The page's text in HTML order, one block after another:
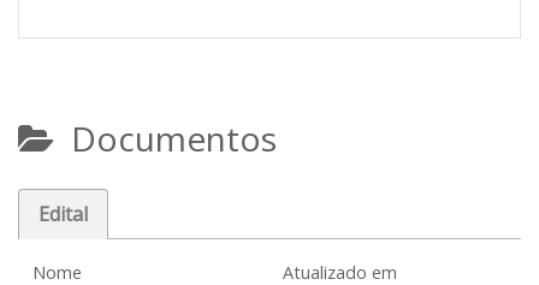
Documentos
Edital
Nome Atualizado em